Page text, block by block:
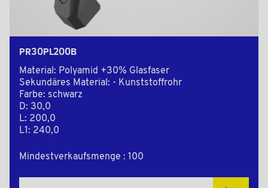
PR30PL200B
Material: Polyamid +30% Glasfaser
Sekundäres Material: - Kunststoffrohr
Farbe: schwarz
D: 30,0
L: 200,0
L1: 240,0
Mindestverkaufsmenge : 100